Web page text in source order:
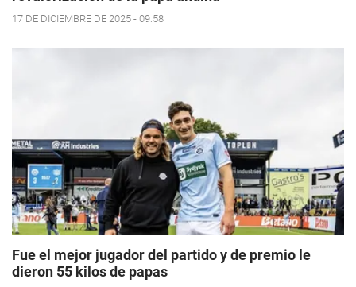
17 DE DICIEMBRE DE 2025 - 09:58
Fue el mejor jugador del partido y de premio le
dieron 55 kilos de papas